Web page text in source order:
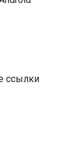
ссылки